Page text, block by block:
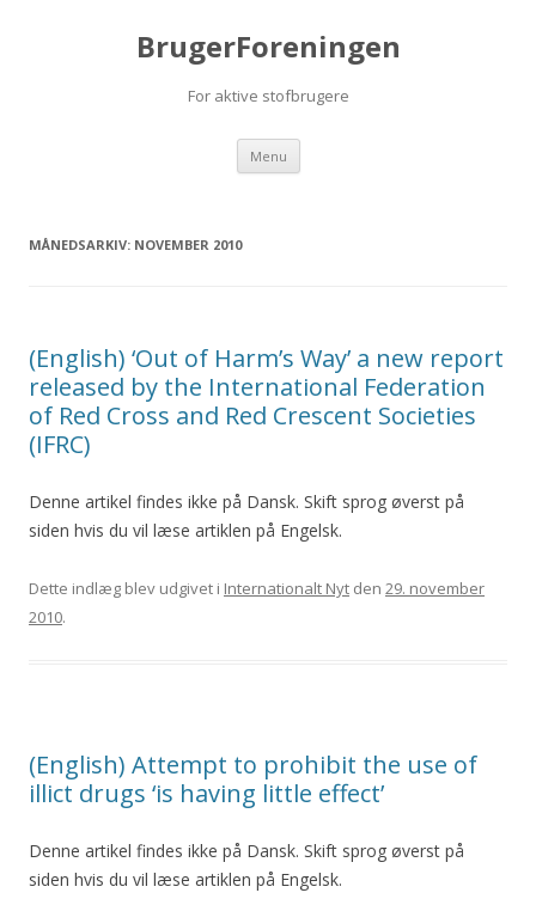
BrugerForeningen
For aktive stofbrugere
Menu Videre til indhold
MÅNEDSARKIV: NOVEMBER 2010
(English) ‘Out of Harm’s Way’ a new report
released by the International Federation
of Red Cross and Red Crescent Societies
(IFRC)
Denne artikel findes ikke på Dansk. Skift sprog øverst på
siden hvis du vil læse artiklen på Engelsk.
Dette indlæg blev udgivet i Internationalt Nyt den 29. november
2010.
(English) Attempt to prohibit the use of
illict drugs ‘is having little effect’
Denne artikel findes ikke på Dansk. Skift sprog øverst på
siden hvis du vil læse artiklen på Engelsk.